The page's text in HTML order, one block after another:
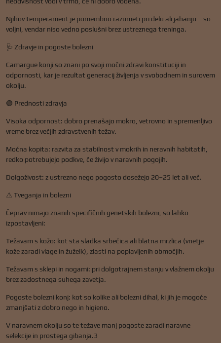
Njihov temperament je pomembno razumeti pri delu ali jahanju – so
voljni, vendar niso vedno poslušni brez ustreznega treninga.
🩺 Zdravje in pogoste bolezni
Camargue konji so znani po svoji močni zdravi konstituciji in
odpornosti, kar je rezultat generacij življenja v svobodnem in surovem
okolju.
🟢 Prednosti zdravja
Visoka odpornost: dobro prenašajo mokro, vetrovno in spremenljivo
vreme brez večjih zdravstvenih težav.
Močna kopita: razvita za stabilnost v mokrih in neravnih habitatih,
redko potrebujejo podkve, če živijo v naravnih pogojih.
Dolgoživost: z ustrezno nego pogosto dosežejo 20–25 let ali več.
⚠️ Tveganja in bolezni
Čeprav nimajo znanih specifičnih genetskih bolezni, so lahko
izpostavljeni:
Težavam s kožo: kot sta sladka srbečica ali blatna mrzlica (vnetje
kože zaradi vlage in žuželk), zlasti na poplavljenih območjih.
Težavam s sklepi in nogami: pri dolgotrajnem stanju v vlažnem okolju
brez zadostnega suhega zavetja.
Pogoste bolezni konj: kot so kolike ali bolezni dihal, ki jih je mogoče
zmanjšati z dobro nego in higieno.
V naravnem okolju so te težave manj pogoste zaradi naravne
selekcije in prostega gibanja.3